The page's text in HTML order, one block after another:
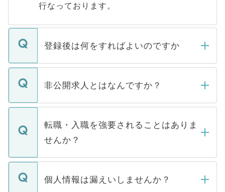
行なっております。
登録後は何をすればよいのですか
ご登録いただきましたら、弊社担当者がご
登録内容を確認し、その後メールもしくは
ます。通常、5営業日以内にはご連絡をせて
いただきますので、しばらくお待ちくださ
非公開求人とはなんですか？
マイナビDOCTORで取り扱っている求人の
うち約3割は、Webサイトからご覧いただ
けない「非公開求人」です。非公開求人は
下記の理由によって、一般には公開してい
ません。
■応募殺到を避けるため 人気のある医療機
転職・入職を強要されることはありま
せんか？
転職・入職を強要することは一切ありませ
ん。また、仮に応募先から内定をいただい
個人情報は漏えいしませんか？